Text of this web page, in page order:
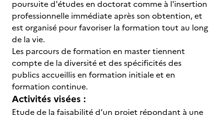
poursuite d'études en doctorat comme à l'insertion
professionnelle immédiate après son obtention, et
est organisé pour favoriser la formation tout au long
de la vie.
Les parcours de formation en master tiennent
compte de la diversité et des spécificités des
publics accueillis en formation initiale et en
formation continue.
Activités visées :
Etude de la faisabilité d’un projet répondant à une